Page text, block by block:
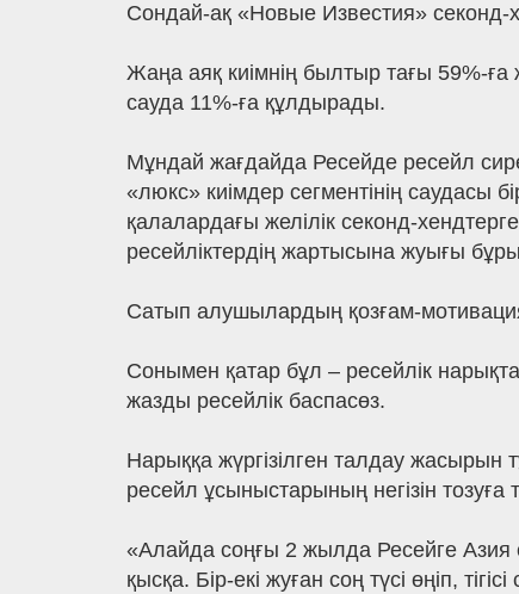
Сондай-ақ «Новые Известия» секонд-
Жаңа аяқ киімнің былтыр тағы 59%-ға
сауда 11%-ға құлдырады.
Мұндай жағдайда Ресейде ресейл
«люкс» киімдер сегментінің саудасы
қалалардағы желілік секонд-
ресейліктердің жартысына жуығы
Сатып алушылардың қозғам-
Сонымен қатар бұл – ресейлік
жазды ресейлік баспасөз.
Нарыққа жүргізілген талдау жасырын
ресейл ұсыныстарының негізін
«Алайда соңғы 2 жылда Ресейге Азия
қысқа. Бір-екі жуған соң түсі өңіп,